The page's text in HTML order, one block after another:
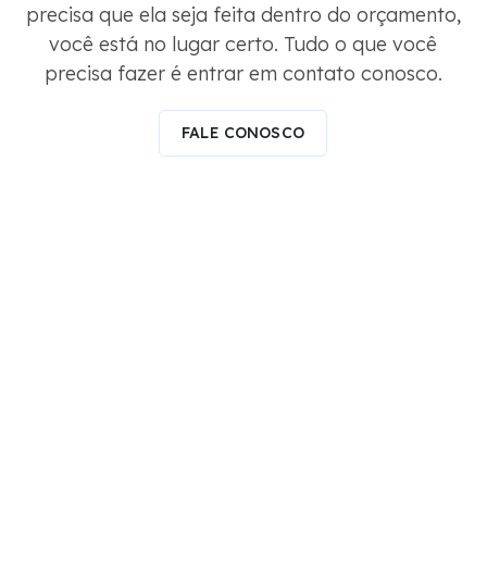
precisa que ela seja feita dentro do orçamento,
você está no lugar certo. Tudo o que você
precisa fazer é entrar em contato conosco.
FALE CONOSCO